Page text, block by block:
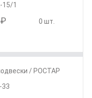
15/1
0 шт.
/ РОСТАР
33